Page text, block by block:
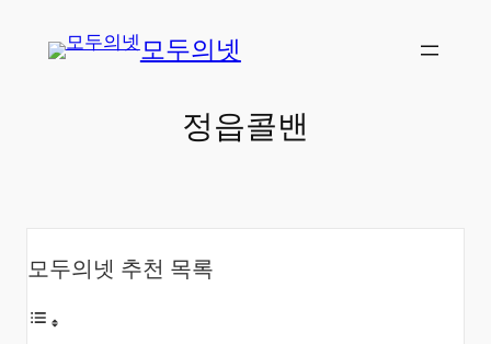
모두의넷
정읍콜밴
모두의넷 추천 목록